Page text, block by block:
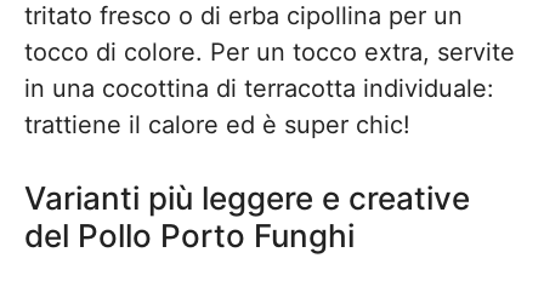
tritato fresco o di erba cipollina per un
tocco di colore. Per un tocco extra, servite
in una cocottina di terracotta individuale:
trattiene il calore ed è super chic!
Varianti più leggere e creative
del Pollo Porto Funghi